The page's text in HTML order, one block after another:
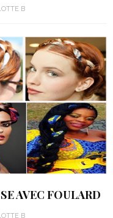
B
AVEC FOULARD
B